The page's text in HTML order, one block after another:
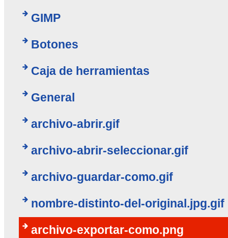
GIMP
Botones
Caja de herramientas
General
archivo-abrir.gif
archivo-abrir-seleccionar.gif
archivo-guardar-como.gif
nombre-distinto-del-original.jpg.gif
archivo-exportar-como.png